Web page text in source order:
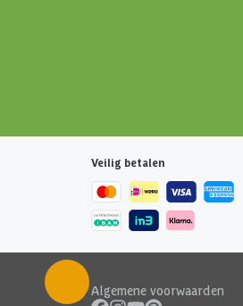
Veilig betalen
Algemene voorwaarden